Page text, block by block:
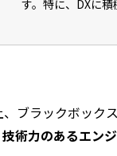
す。特に、DXに
ブラックボッ
技術力のあるエン